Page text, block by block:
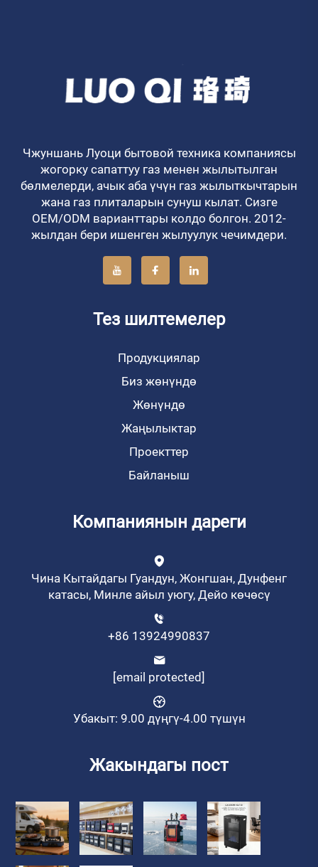
Чжуншань Луоци бытовой техника компаниясы
жогорку сапаттуу газ менен жылытылган
бөлмелерди, ачык аба үчүн газ жылыткычтарын
жана газ плиталарын сунуш кылат. Сизге
OEM/ODM варианттары колдо болгон. 2012-
жылдан бери ишенген жылуулук чечимдери.
Тез шилтемелер
Продукциялар
Биз жөнүндө
Жөнүндө
Жаңылыктар
Проекттер
Байланыш
Компаниянын дареги
Чина Кытайдагы Гуандун, Жонгшан, Дунфенг
катасы, Минле айыл уюгу, Дейо көчөсү
+86 13924990837
[email protected]
Убакыт: 9.00 дүңгү-4.00 түшүн
Жакындагы пост